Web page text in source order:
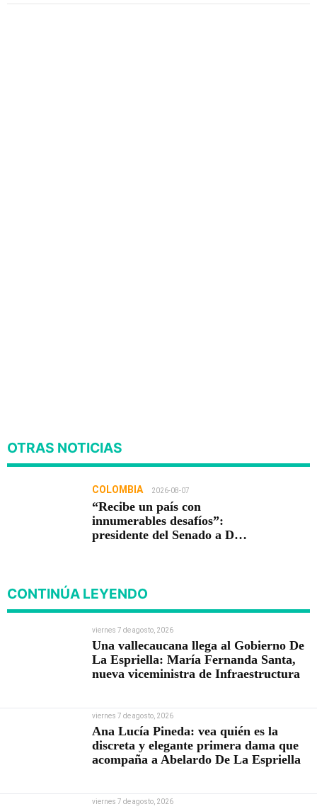
OTRAS NOTICIAS
COLOMBIA 2026-08-07
“Recibe un país con
innumerables desafíos”:
presidente del Senado a De
CONTINÚA LEYENDO
viernes 7 de agosto, 2026
Una vallecaucana llega al Gobierno De
La Espriella: María Fernanda Santa,
nueva viceministra de Infraestructura
viernes 7 de agosto, 2026
Ana Lucía Pineda: vea quién es la
discreta y elegante primera dama que
acompaña a Abelardo De La Espriella
viernes 7 de agosto, 2026